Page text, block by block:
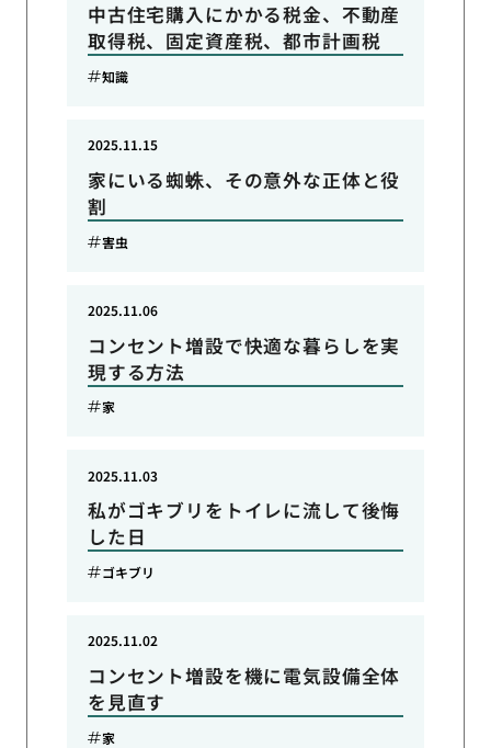
中古住宅購入にかかる税金、不動産
取得税、固定資産税、都市計画税
知識
家にいる蜘蛛、その意外な正体と役
割
2025.11.15
害虫
コンセント増設で快適な暮らしを実
現する方法
2025.11.06
家
私がゴキブリをトイレに流して後悔
した日
2025.11.03
ゴキブリ
コンセント増設を機に電気設備全体
を見直す
2025.11.02
家